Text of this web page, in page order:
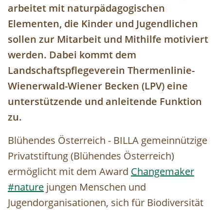
arbeitet mit naturpädagogischen
Elementen, die Kinder und Jugendlichen
sollen zur Mitarbeit und Mithilfe motiviert
werden. Dabei kommt dem
Landschaftspflegeverein Thermenlinie­-
Wienerwald-Wiener Becken (LPV) eine
unterstützende und anleitende Funktion
zu.
Blühendes Österreich - BILLA gemeinnützige
Privatstiftung (Blühendes Österreich)
ermöglicht mit dem Award Changemaker
#nature jungen Menschen und
Jugendorganisationen, sich für Biodiversität